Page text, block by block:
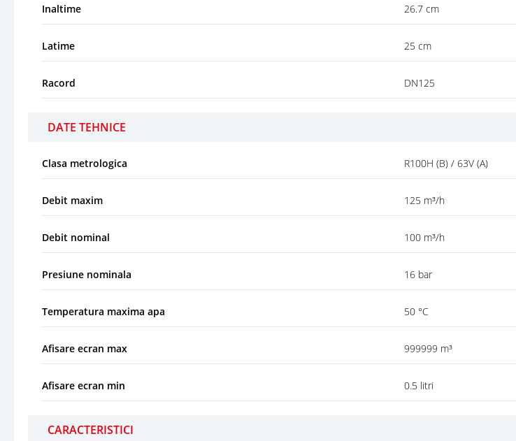
Inaltime 26.7 cm
Latime 25 cm
Racord DN125
DATE TEHNICE
Clasa metrologica R100H (B) / 63V (A)
Debit maxim 125 m³/h
Debit nominal 100 m³/h
Presiune nominala 16 bar
Temperatura maxima apa 50 °C
Afisare ecran max 999999 m³
Afisare ecran min 0.5 litri
CARACTERISTICI